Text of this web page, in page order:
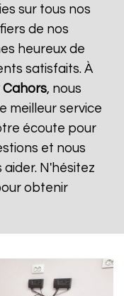
sur tous nos
de nos
heureux de
satisfaits. À
Cahors, nous
meilleur service
écoute pour
et nous
N'hésitez
obtenir